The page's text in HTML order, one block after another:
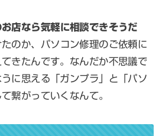
店なら気軽に相談できそうだ
たのか、パソコン修理のご依頼に
きたんです。なんだか不思議で
に思える「ガンプラ」と「パソ
繋がっていくなんて。